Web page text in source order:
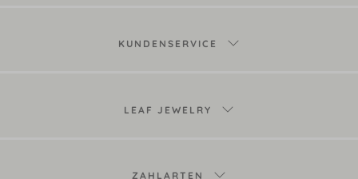
KUNDENSERVICE
LEAF JEWELRY
ZAHLARTEN